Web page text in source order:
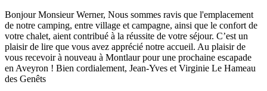
Bonjour Monsieur Werner, Nous sommes ravis que l'emplacement
de notre camping, entre village et campagne, ainsi que le confort de
votre chalet, aient contribué à la réussite de votre séjour. C’est un
plaisir de lire que vous avez apprécié notre accueil. Au plaisir de
vous recevoir à nouveau à Montlaur pour une prochaine escapade
en Aveyron ! Bien cordialement, Jean-Yves et Virginie Le Hameau
des Genêts